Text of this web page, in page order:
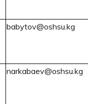
babytov@oshsu.kg
narkabaev@oshsu.kg